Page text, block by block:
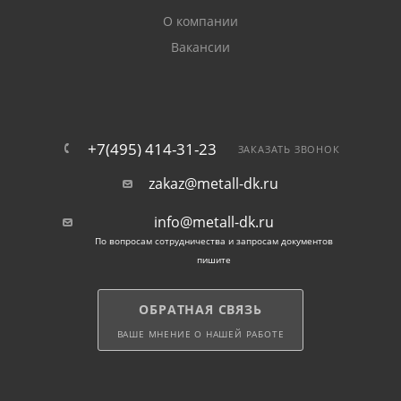
Все комплектующие для строительства, после
О компании
Вакансии
+7(495) 414-31-23 ЗАКАЗАТЬ ЗВОНОК
zakaz@metall-dk.ru
info@metall-dk.ru
По вопросам сотрудничества и запросам документов
пишите
ОБРАТНАЯ СВЯЗЬ
ВАШЕ МНЕНИЕ О НАШЕЙ РАБОТЕ